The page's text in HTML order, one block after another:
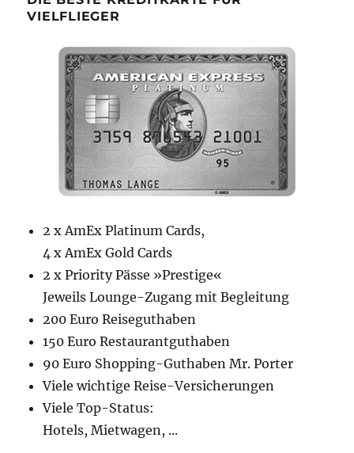
VIELFLIEGER
2 x AmEx Platinum Cards,
4 x AmEx Gold Cards
2 x Priority Pässe »Prestige«
Jeweils Lounge-Zugang mit Begleitung
200 Euro Reiseguthaben
150 Euro Restaurantguthaben
90 Euro Shopping-Guthaben Mr. Porter
Viele wichtige Reise-Versicherungen
Viele Top-Status:
Hotels, Mietwagen, ...